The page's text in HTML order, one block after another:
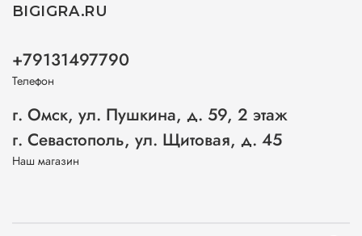
BIGIGRA.RU
+79131497790
Телефон
г. Омск, ул. Пушкина, д. 59, 2 этаж
г. Севастополь, ул. Щитовая, д. 45
Наш магазин